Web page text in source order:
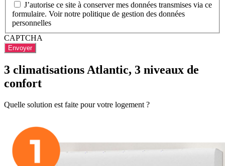
J’autorise ce site à conserver mes données transmises via ce
formulaire. Voir notre politique de gestion des données
personnelles
CAPTCHA
3 climatisations Atlantic, 3 niveaux de
confort
Quelle solution est faite pour votre logement ?